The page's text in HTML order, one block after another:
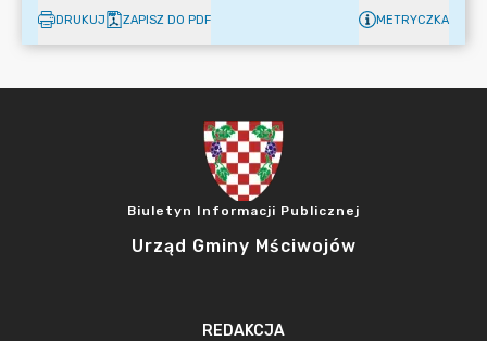
DRUKUJ ZAPISZ DO PDF METRYCZKA
Biuletyn Informacji Publicznej
Urząd Gminy Mściwojów
REDAKCJA